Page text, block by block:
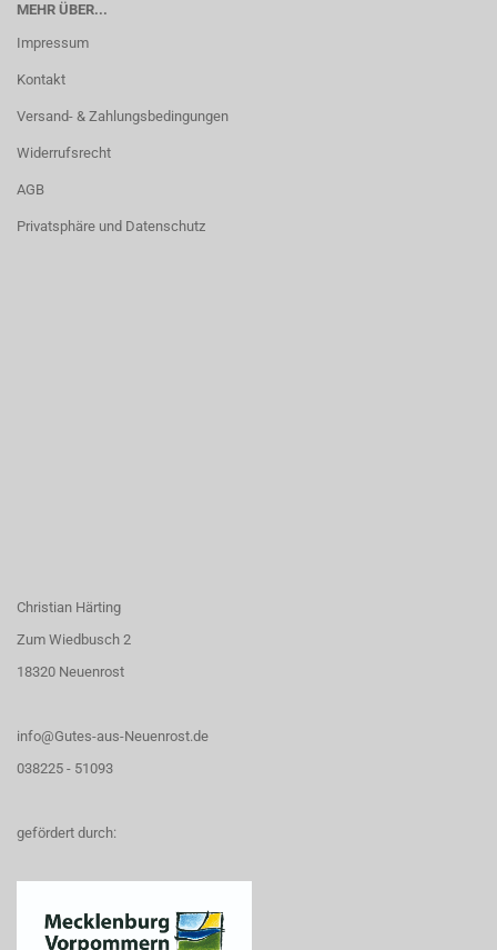
MEHR ÜBER...
Impressum
Kontakt
Versand- & Zahlungsbedingungen
Widerrufsrecht
AGB
Privatsphäre und Datenschutz
Christian Härting
Zum Wiedbusch 2
18320 Neuenrost
info@Gutes-aus-Neuenrost.de
038225 - 51093
gefördert durch: